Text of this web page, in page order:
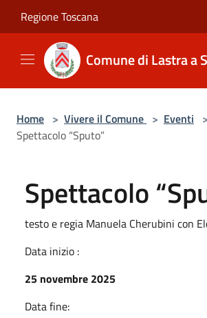
Regione Toscana
Comune di Lastra a
Home > Vivere il Comune > Eventi >
Spettacolo “Sputo”
Spettacolo
testo e regia Manuela Cherubini con
Data inizio :
25 novembre 2025
Data fine: